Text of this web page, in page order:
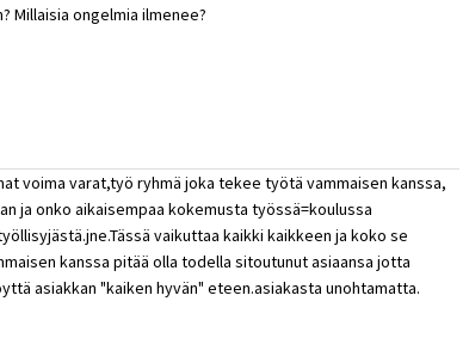
Millaisia ongelmia ilmenee?
voima varat,työ ryhmä joka tekee työtä vammaisen kanssa,
ja onko aikaisempaa kokemusta työssä=koulussa
vaikuttaa kaikki kaikkeen ja koko se
kanssa pitää olla todella sitoutunut asiaansa jotta
asiakkan "kaiken hyvän" eteen.asiakasta unohtamatta.